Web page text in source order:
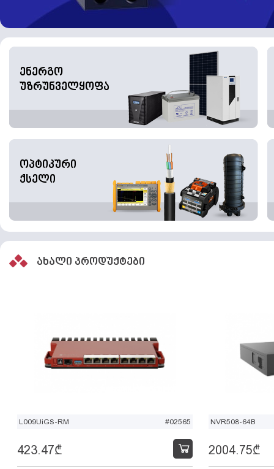
ენერგო
უზრუნველყოფა
ოპტიკური
ქსელი
ახალი პროდუქტები
L009UiGS-RM #02565
423.47₾
NVR508-64B
2004.75₾